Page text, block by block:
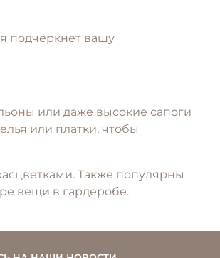
подчеркнет вашу
или даже высокие сапоги
или платки, чтобы
Также популярны
вещи в гардеробе.